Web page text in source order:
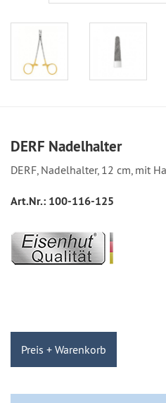
DERF Nadelhalter
DERF, Nadelhalter, 12 cm, mit
Art.Nr.: 100-116-125
Preis + Warenkorb